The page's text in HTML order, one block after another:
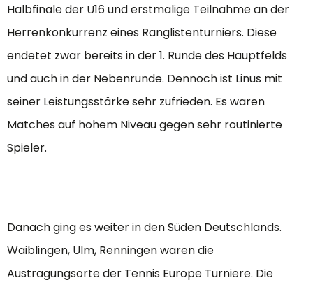
Halbfinale der U16 und erstmalige Teilnahme an der
Herrenkonkurrenz eines Ranglistenturniers. Diese
endetet zwar bereits in der 1. Runde des Hauptfelds
und auch in der Nebenrunde. Dennoch ist Linus mit
seiner Leistungsstärke sehr zufrieden. Es waren
Matches auf hohem Niveau gegen sehr routinierte
Spieler.
Danach ging es weiter in den Süden Deutschlands.
Waiblingen, Ulm, Renningen waren die
Austragungsorte der Tennis Europe Turniere. Die